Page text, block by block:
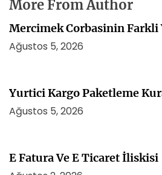
More From Author
Mercimek Corbasinin
Ağustos 5, 2026
Yurtici Kargo Paketleme
Ağustos 5, 2026
E Fatura Ve E Ticaret İliskisi